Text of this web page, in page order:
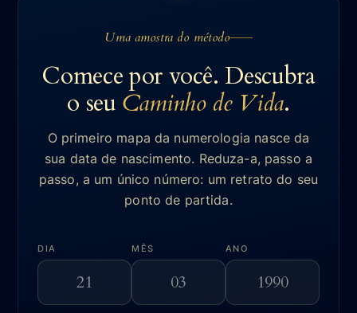
Uma amostra do método
Comece por você. Descubra
o seu Caminho de Vida.
O primeiro mapa da numerologia nasce da
sua data de nascimento. Reduza-a, passo a
passo, a um único número: um retrato do seu
ponto de partida.
DIA MÊS ANO